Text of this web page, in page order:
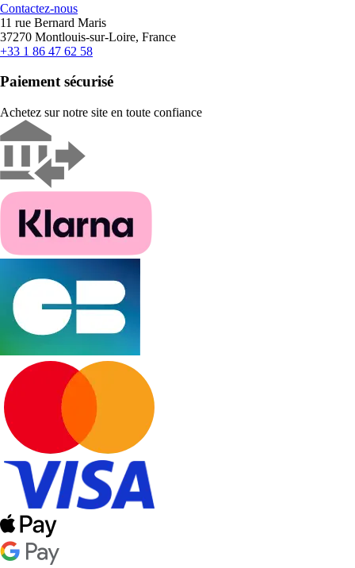
Contactez-nous
11 rue Bernard Maris
37270 Montlouis-sur-Loire, France
+33 1 86 47 62 58
Paiement sécurisé
Achetez sur notre site en toute confiance